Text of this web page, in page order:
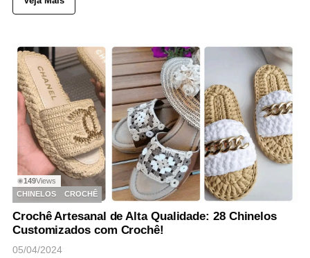
◉149Views
CHINELOS
CROCHÊ
Crochê Artesanal de Alta Qualidade: 28 Chinelos
Customizados com Crochê!
05/04/2024